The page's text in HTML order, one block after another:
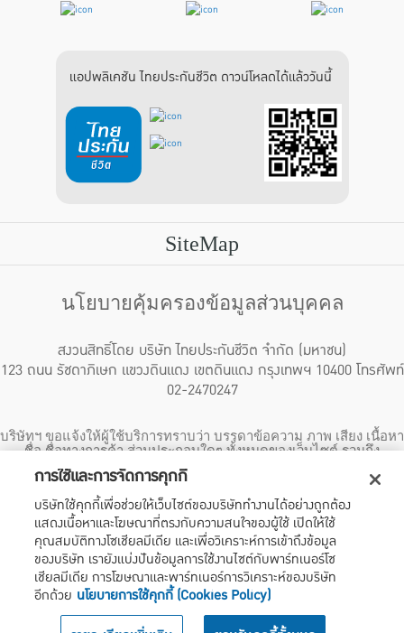
แอปพลิเคชัน ไทยประกันชีวิต ดาวน์โหลดได้แล้ววันนี้
SiteMap
นโยบายคุ้มครองข้อมูลส่วนบุคคล
สงวนสิทธิ์โดย บริษัท ไทยประกันชีวิต จำกัด (มหาชน)
123 ถนน รัชดาภิเษก แขวงดินแดง เขตดินแดง กรุงเทพฯ 10400 โทรศัพท์
02-2470247
บริษัทฯ ขอแจ้งให้ผู้ใช้บริการทราบว่า บรรดาข้อความ ภาพ เสียง เนื้อหา
ชื่อ ชื่อทางการค้า ส่วนประกอบใดๆ ทั้งหมดของเว็บไซต์ รวมถึง
ที่ปรากฏบนเว็บไซต์ของบริษัทฯ นี้ เป็นงานอันได้รับความคุ้มครองตาม
กฎหมายทรัพย์สินทางปัญญาของไทยโดยชอบด้วยกฎหมายของบริษัทฯ
แต่เพียงผู้เดียว หากบุคคลใดลอกเลียน ปลอมแปลง ทำซ้ำ ดัดแปลง เผย
แพร่ต่อสาธารณชน จำหน่าย มีไว้ให้เช่า หรือกระทำการใดๆ ในลักษณะ
ที่เป็นการแสวงหาประโยชน์ทางการค้าหรือประโยชน์โดยมิชอบ ไม่ว่า
โดยประการใดๆ จากทรัพย์สินทางปัญญาดังกล่าวข้างต้น โดยไม่ได้รับ
อนุญาตจากบริษัทฯ บริษัทฯ จะดำเนินการตามกฎหมายกับผู้ทำละเมิด
สิทธิดังกล่าวโดยทันที
การใช้และการจัดการคุกกี้
บริษัทใช้คุกกี้เพื่อช่วยให้เว็บไซต์ของบริษัททำงานได้อย่างถูกต้อง
แสดงเนื้อหาและโฆษณาที่ตรงกับความสนใจของผู้ใช้ เปิดให้ใช้
คุณสมบัติทางโซเชียลมีเดีย และเพื่อวิเคราะห์การเข้าถึงข้อมูล
ของบริษัท เรายังแบ่งปันข้อมูลการใช้งานไซต์กับพาร์ทเนอร์โซ
เชียลมีเดีย การโฆษณาและพาร์ทเนอร์การวิเคราะห์ของบริษัท
อีกด้วย นโยบายการใช้คุกกี้ (Cookies Policy)